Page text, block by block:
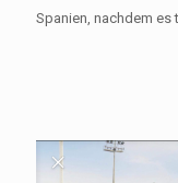
Spanien, nachdem es